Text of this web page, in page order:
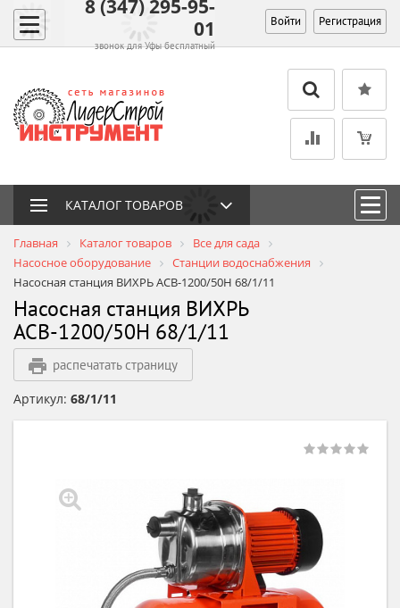
8 (347) 295-95-
01
звонок для Уфы бесплатный
Войти Регистрация
КАТАЛОГ ТОВАРОВ
Главная Каталог товаров
Все для сада
Насосное оборудование
Станции водоснабжения
Насосная станция ВИХРЬ АСВ-1200/50Н 68/1/11
Насосная станция ВИХРЬ
АСВ-1200/50Н 68/1/11
распечатать страницу
Артикул: 68/1/11